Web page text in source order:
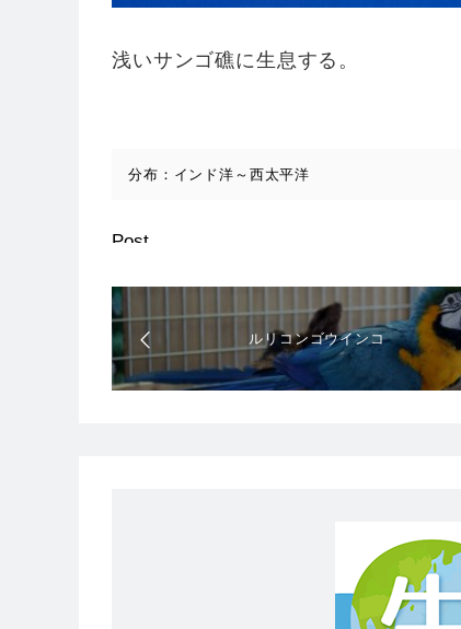
浅いサンゴ礁に生息する。
分布：インド洋～西太平洋
Post
ルリコンゴウインコ